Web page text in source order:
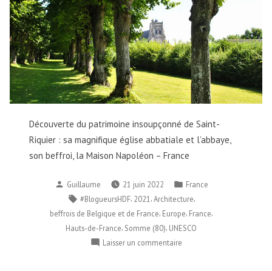
Découverte du patrimoine insoupçonné de Saint-
Riquier : sa magnifique église abbatiale et l’abbaye,
son beffroi, la Maison Napoléon – France
Publié
par
Guillaume 21 juin 2022
Publié
dans
France
Étiquettes :
#BlogueursHDF, 2021,Architecture,
beffrois de Belgique et de France, Europe, France,
Hauts-de-France Somme (80) UNESCO
Laisser un commentairesur